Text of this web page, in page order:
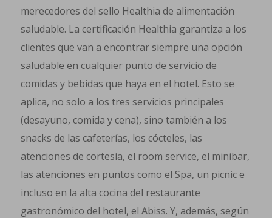
merecedores del sello Healthia de alimentación
saludable. La certificación Healthia garantiza a los
clientes que van a encontrar siempre una opción
saludable en cualquier punto de servicio de
comidas y bebidas que haya en el hotel. Esto se
aplica, no solo a los tres servicios principales
(desayuno, comida y cena), sino también a los
snacks de las cafeterías, los cócteles, las
atenciones de cortesía, el room service, el minibar,
las atenciones en puntos como el Spa, un picnic e
incluso en la alta cocina del restaurante
gastronómico del hotel, el Abiss. Y, además, según